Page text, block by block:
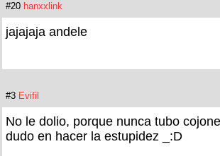
#20 hanxxlink
jajajaja andele
#3 Evifil
No le dolio, porque nunca tubo
dudo en hacer la estupidez _:D